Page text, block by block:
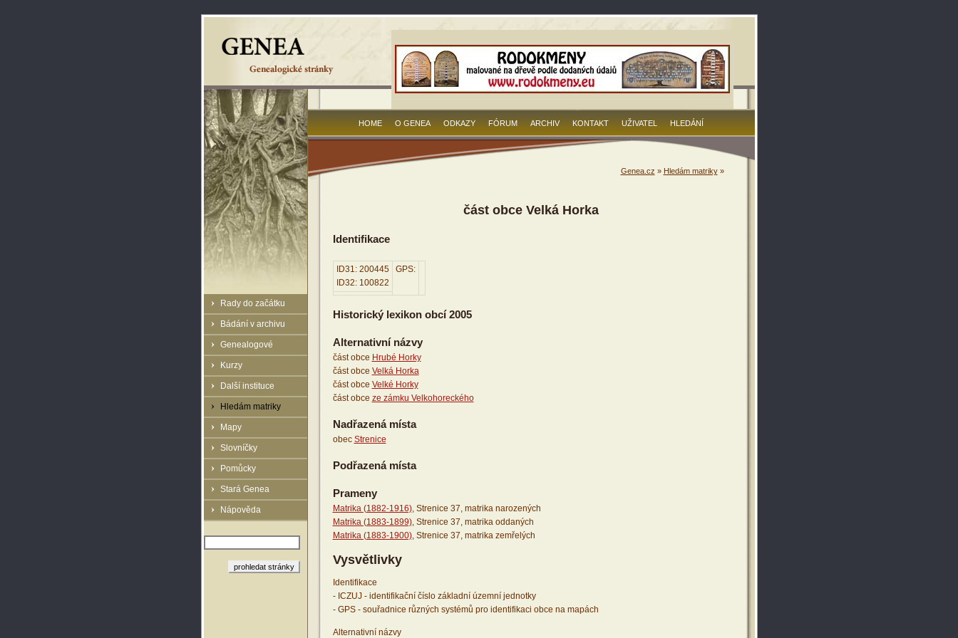
Rady do začátku
Bádání v archivu
Genealogové
Kurzy
Další instituce
Hledám matriky
Mapy
Slovníčky
Pomůcky
Stará Genea
Nápověda
HOME O GENEA ODKAZY FÓRUM ARCHIV KONTAKT UŽIVATEL HLEDÁNÍ
Genea.cz » Hledám matriky»
část obce Velká Horka
Identifikace
ID31: 200445
ID32: 100822
GPS:
Historický lexikon obcí 2005
Alternativní názvy
část obce Hrubé Horky
část obce Velká Horka
část obce Velké Horky
část obce ze zámku Velkohoreckého
Nadřazená místa
obec Strenice
Podřazená místa
Prameny
Matrika (1882-1916), Strenice 37, matrika narozených
Matrika (1883-1899), Strenice 37, matrika oddaných
Matrika (1883-1900), Strenice 37, matrika zemřelých
Vysvětlivky
Identifikace
- ICZUJ - identifikační číslo základní územní jednotky
- GPS - souřadnice různých systémů pro identifikaci obce na mapách
Alternativní názvy